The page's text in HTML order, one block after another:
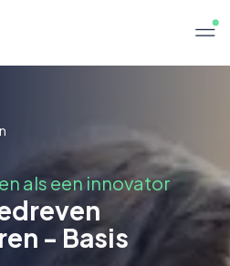
als een innovator
- Basis